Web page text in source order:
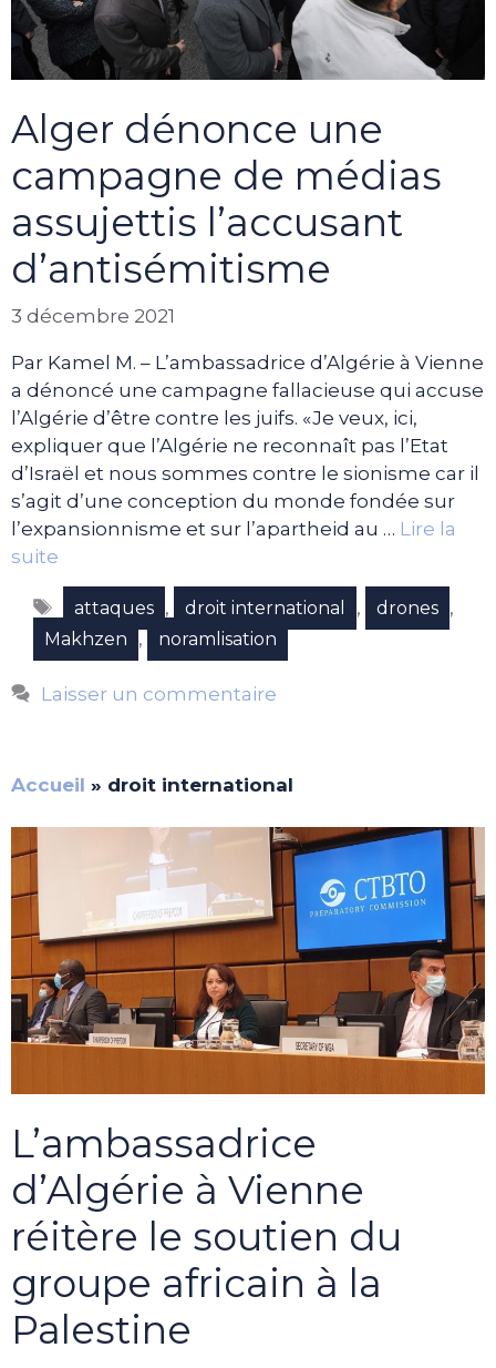
Alger dénonce une
campagne de médias
assujettis l’accusant
d’antisémitisme
3 décembre 2021
Par Kamel M. – L’ambassadrice d’Algérie à Vienne
a dénoncé une campagne fallacieuse qui accuse
l’Algérie d’être contre les juifs. «Je veux, ici,
expliquer que l’Algérie ne reconnaît pas l’Etat
d’Israël et nous sommes contre le sionisme car il
s’agit d’une conception du monde fondée sur
l’expansionnisme et sur l’apartheid au … Lire la
suite
Étiquettes
attaques , droit international , drones ,
Makhzen , noramlisation
Laisser un commentaire
Accueil » droit international
L’ambassadrice
d’Algérie à Vienne
réitère le soutien du
groupe africain à la
Palestine